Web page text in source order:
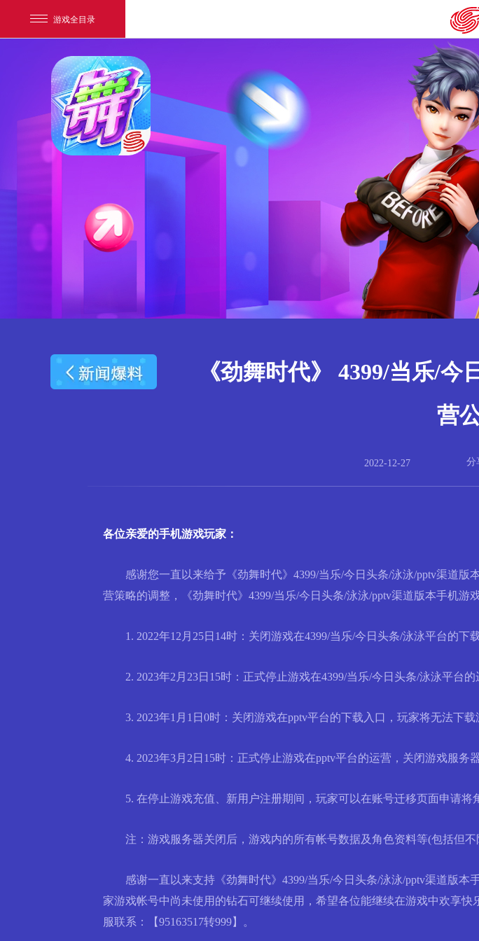
游戏全目录
游戏爱好者
《劲舞时代》 4399/当乐/
营
2022-12-27 分
各位亲爱的手机游戏玩家：
感谢您一直以来给予《劲舞时代》4399/当乐/今日头条/泳泳/pptv渠道版
营策略的调整，《劲舞时代》4399/当乐/今日头条/泳泳/pptv渠道版本手机游
1. 2022年12月25日14时：关闭游戏在4399/当乐/今日头条/泳泳平台的下
2. 2023年2月23日15时：正式停止游戏在4399/当乐/今日头条/泳泳平台的
3. 2023年1月1日0时：关闭游戏在pptv平台的下载入口，玩家将无法下载
4. 2023年3月2日15时：正式停止游戏在pptv平台的运营，关闭游戏服务器
5. 在停止游戏充值、新用户注册期间，玩家可以在账号迁移页面申请将
注：游戏服务器关闭后，游戏内的所有帐号数据及角色资料等(包括但不
感谢一直以来支持《劲舞时代》4399/当乐/今日头条/泳泳/pptv渠道版本
家游戏帐号中尚未使用的钻石可继续使用，希望各位能继续在游戏中欢享
服联系：【95163517转999】。